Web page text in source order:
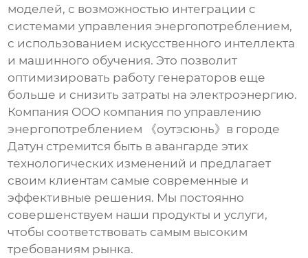
моделей, с возможностью интеграции с
системами управления энергопотреблением,
с использованием искусственного интеллекта
и машинного обучения. Это позволит
оптимизировать работу генераторов еще
больше и снизить затраты на электроэнергию.
Компания OOO компания по управлению
энергопотреблением 《оутэсюнь》в городе
Датун стремится быть в авангарде этих
технологических изменений и предлагает
своим клиентам самые современные и
эффективные решения. Мы постоянно
совершенствуем наши продукты и услуги,
чтобы соответствовать самым высоким
требованиям рынка.